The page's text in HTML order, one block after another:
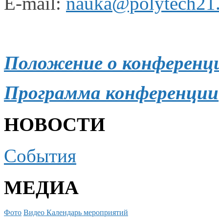
Положение о
Программа конференции
НОВОСТИ
События
МЕДИА
Фото Видео Календарь мероприятий